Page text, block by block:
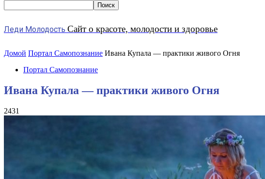
Леди Молодость Сайт о красоте, молодости и здоровье
Домой Портал Самопознание Ивана Купала — практики живого Огня
Портал Самопознание
Ивана Купала — практики живого Огня
2431